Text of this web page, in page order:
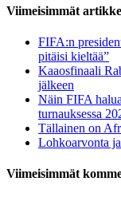
Viimeisimmät
FIFA:n
pitäisi kieltää”
Kaaosfinaali
jälkeen
Näin FIFA
turnauksessa
Tällainen on
Lohkoarvonta
Viimeisimmät